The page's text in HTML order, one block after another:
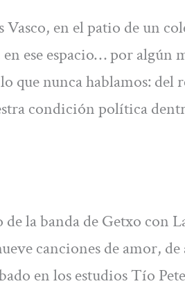
Vasco, en el patio de un
ese espacio… por algún
que nunca hablamos: del
condición política
la banda de Getxo con
canciones de amor,
en los estudios Tío